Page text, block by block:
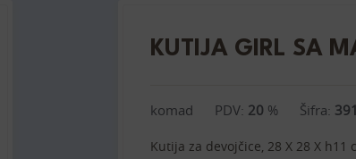
KUTIJA GIRL SA
komad PDV: 20 % Šifra:
Kutija za devojčice, 28 X 28 X